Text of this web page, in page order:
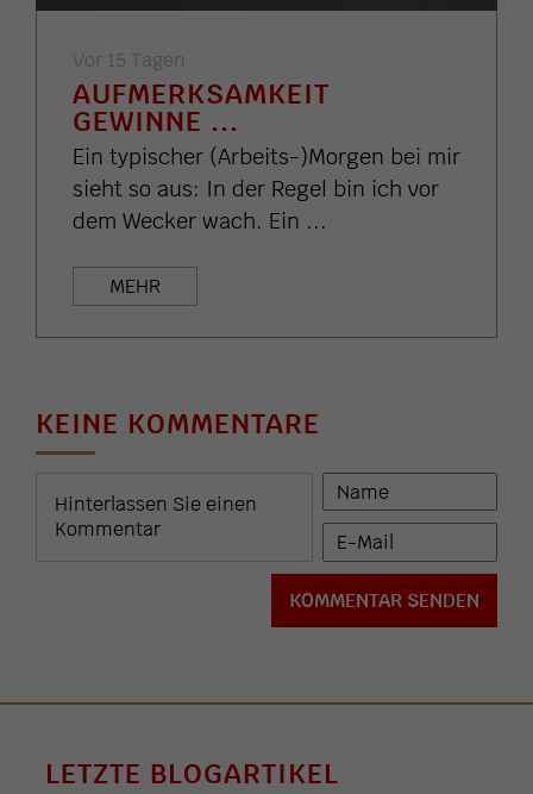
Vor 15 Tagen
AUFMERKSAMKEIT
GEWINNE ...
Ein typischer (Arbeits-)Morgen bei mir
sieht so aus: In der Regel bin ich vor
dem Wecker wach. Ein ...
MEHR
KEINE KOMMENTARE
LETZTE BLOGARTIKEL